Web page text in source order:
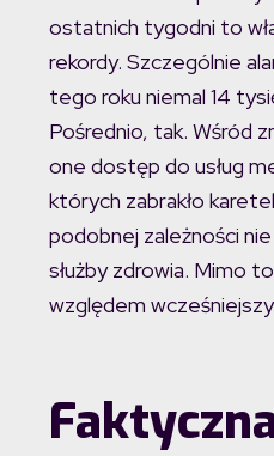
ostatnich tygodni to
rekordy. Szczególnie
tego roku niemal 14
Pośrednio, tak. Wśród
one dostęp do usług
których zabrakło
podobnej zależności
służby zdrowia. Mimo
względem